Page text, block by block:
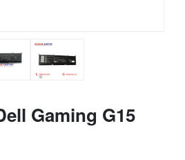
Gaming G15